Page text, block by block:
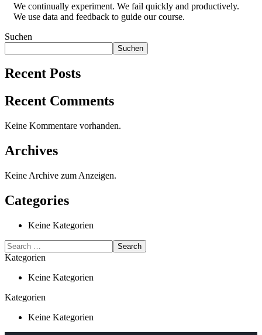
We continually experiment. We fail quickly and productively.
We use data and feedback to guide our course.
Suchen
Suchen
Recent Posts
Recent Comments
Keine Kommentare vorhanden.
Archives
Keine Archive zum Anzeigen.
Categories
Keine Kategorien
Kategorien
Keine Kategorien
Kategorien
Keine Kategorien